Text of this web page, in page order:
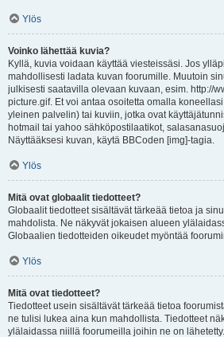
Ylös
Voinko lähettää kuvia?
Kyllä, kuvia voidaan käyttää viesteissäsi. Jos
mahdollisesti ladata kuvan foorumille. Muutoin
julkisesti saatavilla olevaan kuvaan, esim. http://
picture.gif. Et voi antaa osoitetta omalla
yleinen palvelin) tai kuviin, jotka ovat
hotmail tai yahoo sähköpostilaatikot,
Näyttääksesi kuvan, käytä BBCoden [img]-tagia.
Ylös
Mitä ovat globaalit tiedotteet?
Globaalit tiedotteet sisältävät tärkeää tietoa ja
mahdolista. Ne näkyvät jokaisen alueen
Globaalien tiedotteiden oikeudet myöntää
Ylös
Mitä ovat tiedotteet?
Tiedotteet usein sisältävät tärkeää tietoa
ne tulisi lukea aina kun mahdollista. Tiedotteet
ylälaidassa niillä foorumeilla joihin ne on